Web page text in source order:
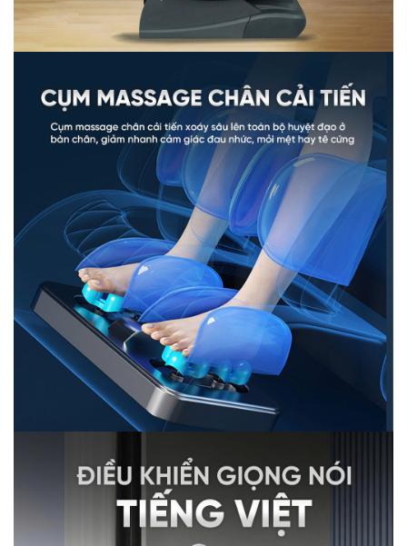
2.2 Nâng tầm không gian sống với vẻ ngoài
sang trọng
Ghế massage QE98 Pro gây ấn tượng với form ghế bề
thế, thanh trang trí tinh tế, đèn led và da PU vân Nappa
cao cấp – vừa sang trọng, vừa phù hợp nhiều vóc dáng
người dùng. Lớp đệm ghế được cải tiến dày hơn mang
tới trải nghiệm êm ái, dễ chịu ngay cả khi mới ngồi lên
2.3 Trải nghiệm đa dạng với hệ thống 16 bài
tập chuyên sâu
Queen Crown QE98 Pro là chiếc ghế massage phù hợp
với hầu hết gia đình Việt khi được tích hợp đến 16 bài
tập chuyên sâu. Các bài tập được nghiên cứu kỹ lưỡng
theo từng nhu cầu, từng đối tượng sử dụng nên tất cả
các thành viên trong gia đình đều lựa chọn được bài tập
phù hợp với mình để trải nghiệm.
2.4 Trang bị loạt tiện ích hiện đại, dẫn đầu
nâng tầm trải nghiệm thư giãn tại nhà. Người dùng có
thể thao tác dễ dàng qua bảng điều khiển tiếng Việt LCD
và bảng điều khiển nhanh.